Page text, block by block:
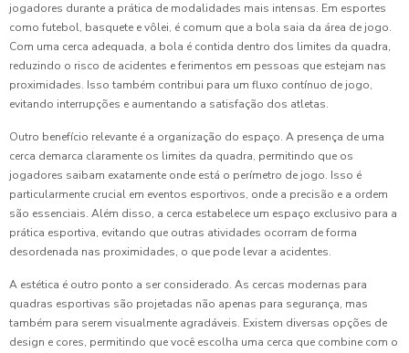
jogadores durante a prática de modalidades mais intensas. Em esportes
como futebol, basquete e vôlei, é comum que a bola saia da área de jogo.
Com uma cerca adequada, a bola é contida dentro dos limites da quadra,
reduzindo o risco de acidentes e ferimentos em pessoas que estejam nas
proximidades. Isso também contribui para um fluxo contínuo de jogo,
evitando interrupções e aumentando a satisfação dos atletas.
Outro benefício relevante é a organização do espaço. A presença de uma
cerca demarca claramente os limites da quadra, permitindo que os
jogadores saibam exatamente onde está o perímetro de jogo. Isso é
particularmente crucial em eventos esportivos, onde a precisão e a ordem
são essenciais. Além disso, a cerca estabelece um espaço exclusivo para a
prática esportiva, evitando que outras atividades ocorram de forma
desordenada nas proximidades, o que pode levar a acidentes.
A estética é outro ponto a ser considerado. As cercas modernas para
quadras esportivas são projetadas não apenas para segurança, mas
também para serem visualmente agradáveis. Existem diversas opções de
design e cores, permitindo que você escolha uma cerca que combine com o